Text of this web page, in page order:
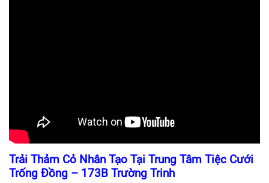
Trải Thảm Cỏ Nhân Tạo Tại Trung Tâm Tiệc Cưới
Trống Đồng – 173B Trường Trinh